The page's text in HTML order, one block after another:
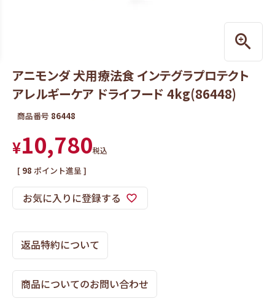
アニモンダ 犬用療法食 インテグラプロテクト
アレルギーケア ドライフード 4kg(86448)
商品番号 86448
¥10,780税込
[ 98 ポイント進呈 ]
お気に入りに登録する
返品特約について
商品についてのお問い合わせ